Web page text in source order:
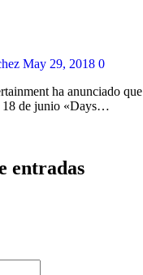
May 29, 2018 0
ha anunciado
18 de junio «Days…
entradas